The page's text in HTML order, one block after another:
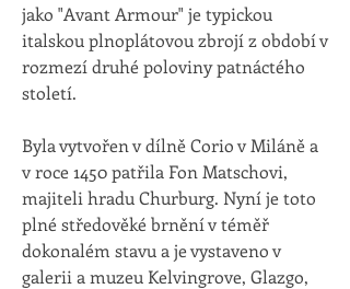
jako "Avant Armour" je typickou
italskou plnoplátovou zbrojí z období v
rozmezí druhé poloviny patnáctého
století.
Byla vytvořen v dílně Corio v Miláně a
v roce 1450 patřila Fon Matschovi,
majiteli hradu Churburg. Nyní je toto
plné středověké brnění v téměř
dokonalém stavu a je vystaveno v
galerii a muzeu Kelvingrove, Glazgo,